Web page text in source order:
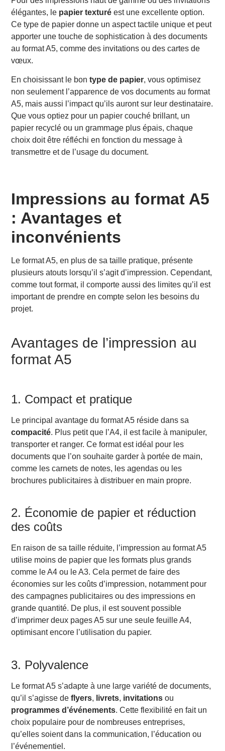
élégantes, le papier texturé est une excellente option.
Ce type de papier donne un aspect tactile unique et peut
apporter une touche de sophistication à des documents
au format A5, comme des invitations ou des cartes de
vœux.
En choisissant le bontype de papier, vous optimisez
non seulement l’apparence de vos documents au format
A5, mais aussi l’impact qu’ils auront sur leur destinataire.
Que vous optiez pour un papier couché brillant, un
papier recyclé ou un grammage plus épais, chaque
choix doit être réfléchi en fonction du message à
transmettre et de l’usage du document.
Impressions au format A5
: Avantages et
inconvénients
Le format A5, en plus de sa taille pratique, présente
plusieurs atouts lorsqu’il s’agit d’impression. Cependant,
comme tout format, il comporte aussi des limites qu’il est
important de prendre en compte selon les besoins du
projet.
Avantages de l’impression au
format A5
1. Compact et pratique
Le principal avantage du format A5 réside dans sa
compacité. Plus petit que l’A4, il est facile à manipuler,
transporter et ranger. Ce format est idéal pour les
documents que l’on souhaite garder à portée de main,
comme les carnets de notes, les agendas ou les
brochures publicitaires à distribuer en main propre.
2. Économie de papier et réduction
des coûts
En raison de sa taille réduite, l’impression au format A5
utilise moins de papier que les formats plus grands
comme le A4 ou le A3. Cela permet de faire des
économies sur les coûts d’impression, notamment pour
des campagnes publicitaires ou des impressions en
grande quantité. De plus, il est souvent possible
d’imprimer deux pages A5 sur une seule feuille A4,
optimisant encore l’utilisation du papier.
3. Polyvalence
Le format A5 s’adapte à une large variété de documents,
qu’il s’agisse deflyers, livrets, invitations ou
programmes d’événements. Cette flexibilité en fait un
choix populaire pour de nombreuses entreprises,
qu’elles soient dans la communication, l’éducation ou
l’événementiel.